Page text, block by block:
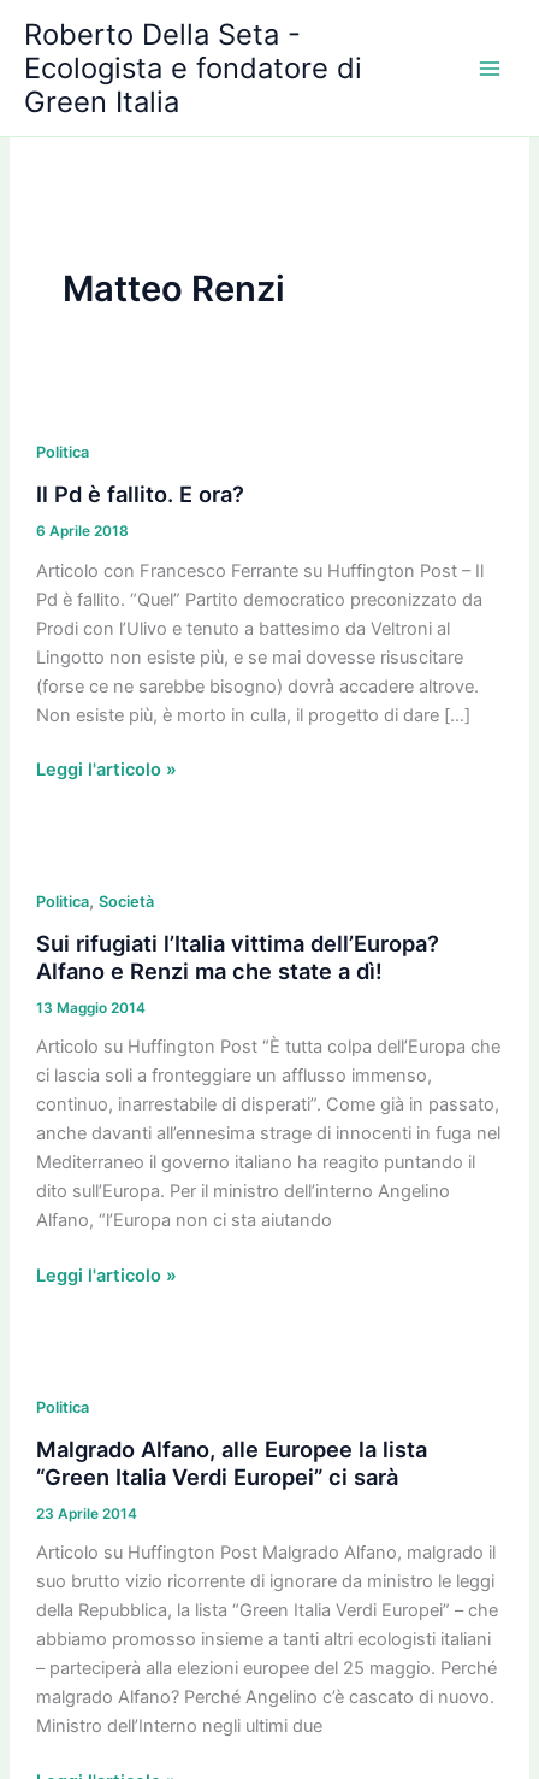
contenuto
Roberto Della Seta -
Ecologista e fondatore di
Green Italia
Matteo Renzi
Politica
Il Pd è fallito. E ora?
6 Aprile 2018
Articolo con Francesco Ferrante su Huffington Post – Il
Pd è fallito. “Quel” Partito democratico preconizzato da
Prodi con l’Ulivo e tenuto a battesimo da Veltroni al
Lingotto non esiste più, e se mai dovesse risuscitare
(forse ce ne sarebbe bisogno) dovrà accadere altrove.
Non esiste più, è morto in culla, il progetto di dare […]
Pd
è
fallito.
E
ora?
Leggi l'articolo »
Politica, Società
Sui rifugiati l’Italia vittima dell’Europa?
Alfano e Renzi ma che state a dì!
13 Maggio 2014
Articolo su Huffington Post “È tutta colpa dell’Europa che
ci lascia soli a fronteggiare un afflusso immenso,
continuo, inarrestabile di disperati”. Come già in passato,
anche davanti all’ennesima strage di innocenti in fuga nel
Mediterraneo il governo italiano ha reagito puntando il
dito sull’Europa. Per il ministro dell’interno Angelino
Alfano, “l’Europa non ci sta aiutando
rifugiati
l’Italia
vittima
Alfano
e
Renzi
ma
che
state
a
dì!
Leggi l'articolo »
Politica
Malgrado Alfano, alle Europee la lista
“Green Italia Verdi Europei” ci sarà
23 Aprile 2014
Articolo su Huffington Post Malgrado Alfano, malgrado il
suo brutto vizio ricorrente di ignorare da ministro le leggi
della Repubblica, la lista “Green Italia Verdi Europei” – che
abbiamo promosso insieme a tanti altri ecologisti italiani
– parteciperà alla elezioni europee del 25 maggio. Perché
malgrado Alfano? Perché Angelino c’è cascato di nuovo.
Ministro dell’Interno negli ultimi due
Alfano,
alle
Europee
lista
“Green
Italia
Verdi
Europei”
ci
sarà
r
c
h